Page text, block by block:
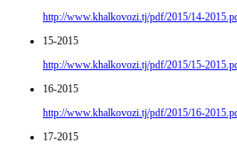
http://www.khalkovozi.tj/pdf/2015/14-
15-2015
http://www.khalkovozi.tj/pdf/2015/15-
16-2015
http://www.khalkovozi.tj/pdf/2015/16-
17-2015